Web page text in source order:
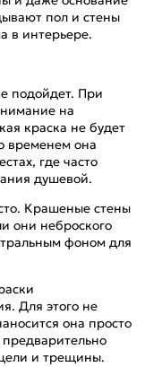
пол и стены
в интерьере.
подойдет. При
на
краска не будет
временем она
где часто
душевой.
Крашеные стены
они неброского
фоном для
Для этого не
она просто
и трещины.